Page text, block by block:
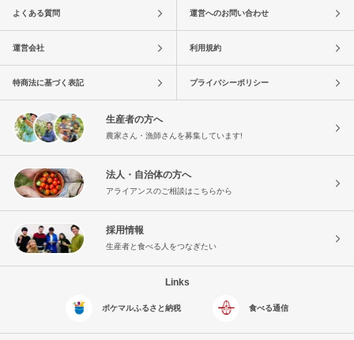
よくある質問 運営へのお問い合わせ
運営会社 利用規約
特商法に基づく表記 プライバシーポリシー
生産者の方へ
農家さん・漁師さんを募集しています!
法人・自治体の方へ
アライアンスのご相談はこちらから
採用情報
生産者と食べる人をつなぎたい
Links
ポケマルふるさと納税 食べる通信